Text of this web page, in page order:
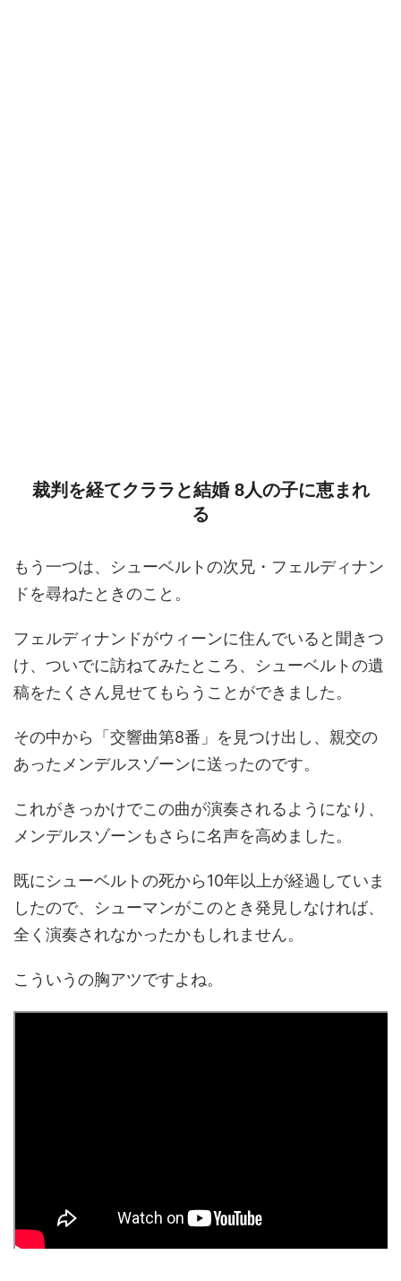
裁判を経てクララと結婚 8人の子に恵まれ
る
もう一つは、シューベルトの次兄・フェルディナン
ドを尋ねたときのこと。
フェルディナンドがウィーンに住んでいると聞きつ
け、ついでに訪ねてみたところ、シューベルトの遺
稿をたくさん見せてもらうことができました。
その中から「交響曲第8番」を見つけ出し、親交の
あったメンデルスゾーンに送ったのです。
これがきっかけでこの曲が演奏されるようになり、
メンデルスゾーンもさらに名声を高めました。
既にシューベルトの死から10年以上が経過していま
したので、シューマンがこのとき発見しなければ、
全く演奏されなかったかもしれません。
こういうの胸アツですよね。